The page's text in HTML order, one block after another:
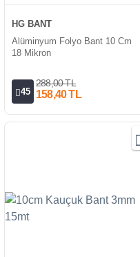
HG BANT
Alüminyum Folyo Bant 10 Cm
18 Mikron
45
288,00 TL
158,40 TL